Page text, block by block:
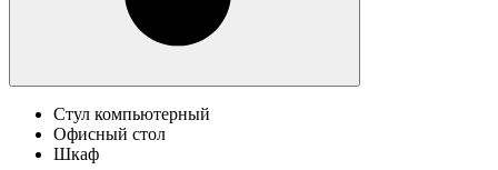
Стул компьютерный
Офисный стол
Шкаф